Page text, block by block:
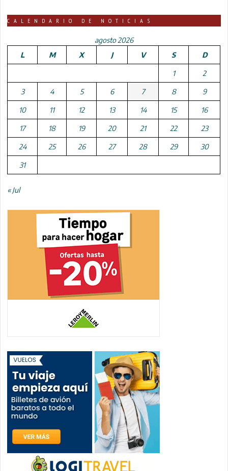
CALENDARIO DE NOTICIAS
agosto 2026
L
M X J V S D
1 2
3 4 5 6 7 8 9
10 11 12 13 14 15 16
17 18 19 20 21 22 23
24 25 26 27 28 29 30
31
« Jul